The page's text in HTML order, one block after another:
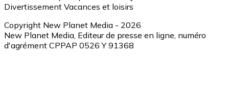
Divertissement Vacances et loisirs
Copyright New Planet Media - 2026
New Planet Media, Editeur de presse en ligne, numéro
d'agrément CPPAP 0526 Y 91368